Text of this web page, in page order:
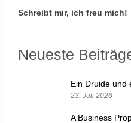
Schreibt mir, ich freu mich!
Neueste
Ein Druide und
23. Juli 2026
A Business